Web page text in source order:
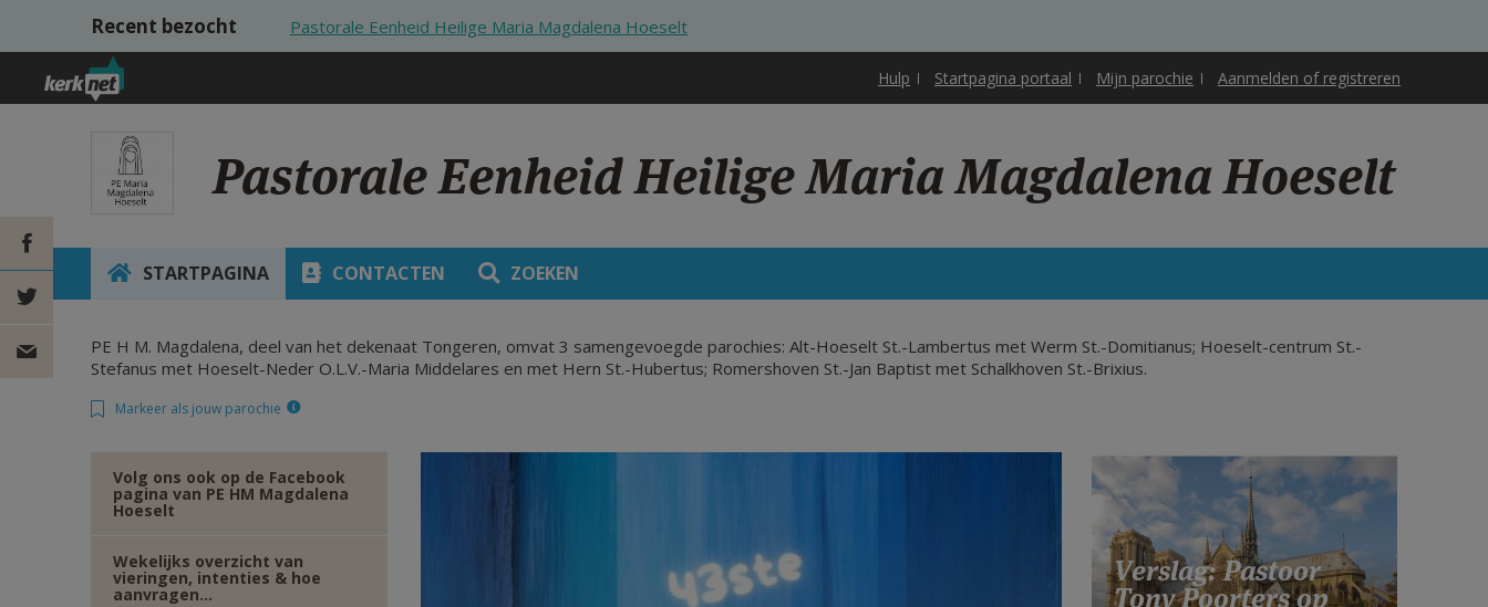
Overslaan en naar de inhoud gaan
Recent bezocht Pastorale Eenheid Heilige Maria Magdalena Hoeselt
Hulp Startpagina portaal Mijn parochie Aanmelden of registreren
Pastorale Eenheid Heilige Maria Magdalena Hoeselt
STARTPAGINA CONTACTEN ZOEKEN
PE H M. Magdalena, deel van het dekenaat Tongeren, omvat 3 samengevoegde parochies: Alt-Hoeselt St.-Lambertus met Werm St.-Domitianus; Hoeselt-centrum St.-
Stefanus met Hoeselt-Neder O.L.V.-Maria Middelares en met Hern St.-Hubertus; Romershoven St.-Jan Baptist met Schalkhoven St.-Brixius.
Markeer als jouw parochie
DEEL OP
FACEBOOK
DEEL OP
Volg ons ook op de Facebook
pagina van PE HM Magdalena
Hoeselt
Wekelijks overzicht van
vieringen, intenties & hoe
aanvragen...
Verslag: Pastoor
Tony Poorters op